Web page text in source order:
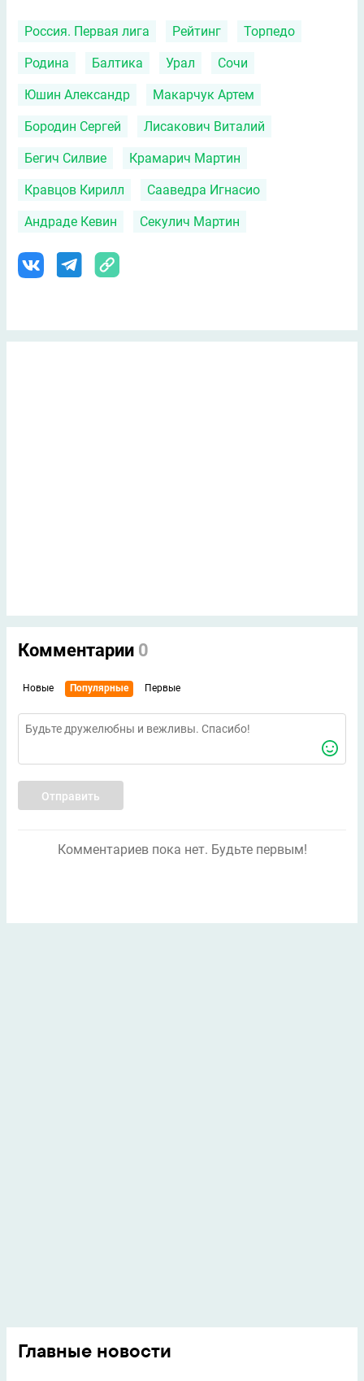
Россия. Первая лига Рейтинг Торпедо
Родина Балтика Урал Сочи
Юшин Александр Макарчук Артем
Бородин Сергей Лисакович Виталий
Бегич Силвие Крамарич Мартин
Кравцов Кирилл Сааведра Игнасио
Андраде Кевин Секулич Мартин
Комментарии 0
Новые Популярные Первые
Отправить
Комментариев пока нет. Будьте первым!
Главные новости